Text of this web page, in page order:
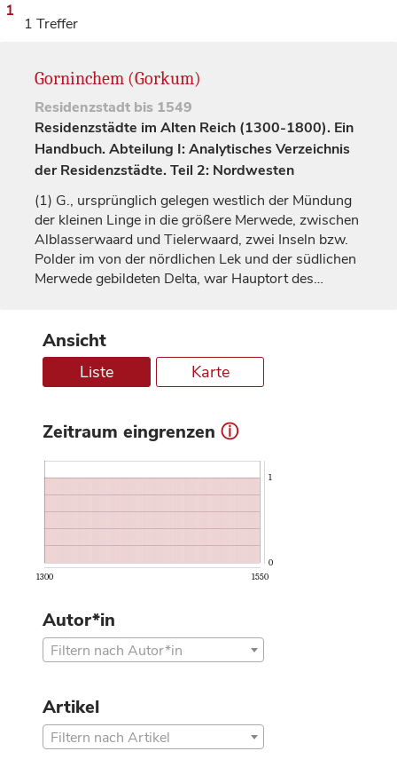
1
1 Treffer
Gorninchem (Gorkum)
Residenzstadt bis 1549
Residenzstädte im Alten Reich (1300-1800). Ein
Handbuch. Abteilung I: Analytisches Verzeichnis
der Residenzstädte. Teil 2: Nordwesten
(1) G., ursprünglich gelegen westlich der Mündung
der kleinen Linge in die größere Merwede, zwischen
Alblasserwaard und Tielerwaard, zwei Inseln bzw.
Polder im von der nördlichen Lek und der südlichen
Merwede gebildeten Delta, war Hauptort des…
Ansicht
Liste Karte
Zeitraum eingrenzen ⓘ
1300 1550
0
1
Autor*in
Filtern nach Autor*in
Artikel
Filtern nach Artikel